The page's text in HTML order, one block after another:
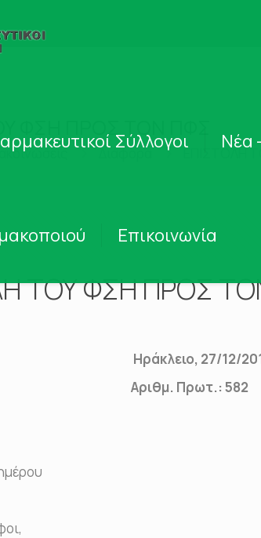
Σύλλογοι Νέα
Επικοινωνία
ΦΣΗ ΠΡΟΣ ΤΟΝ ΠΦΣ
Διάφορα ΕΠΙΣΤΟΛΗ
ΤΟΥ ΦΣΗ ΠΡΟΣ
27/12/
Πρωτ.: 582